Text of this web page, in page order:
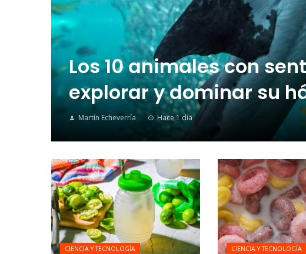
Los 10 animales con
explorar y dominar su
Martín Echeverría Hace 1 día
CIENCIA Y TECNOLOGÍA CIENCIA Y TECNOLOGÍA